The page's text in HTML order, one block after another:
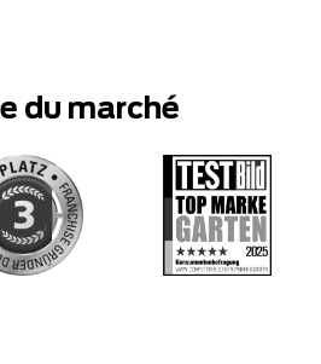
du marché